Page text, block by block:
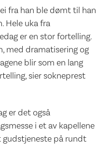
fra han ble dømt til han
Hele uka fra
er en stor fortelling.
med dramatisering og
blir som en lang
sier sokneprest
er det også
i et av kapellene
gudstjeneste på rundt